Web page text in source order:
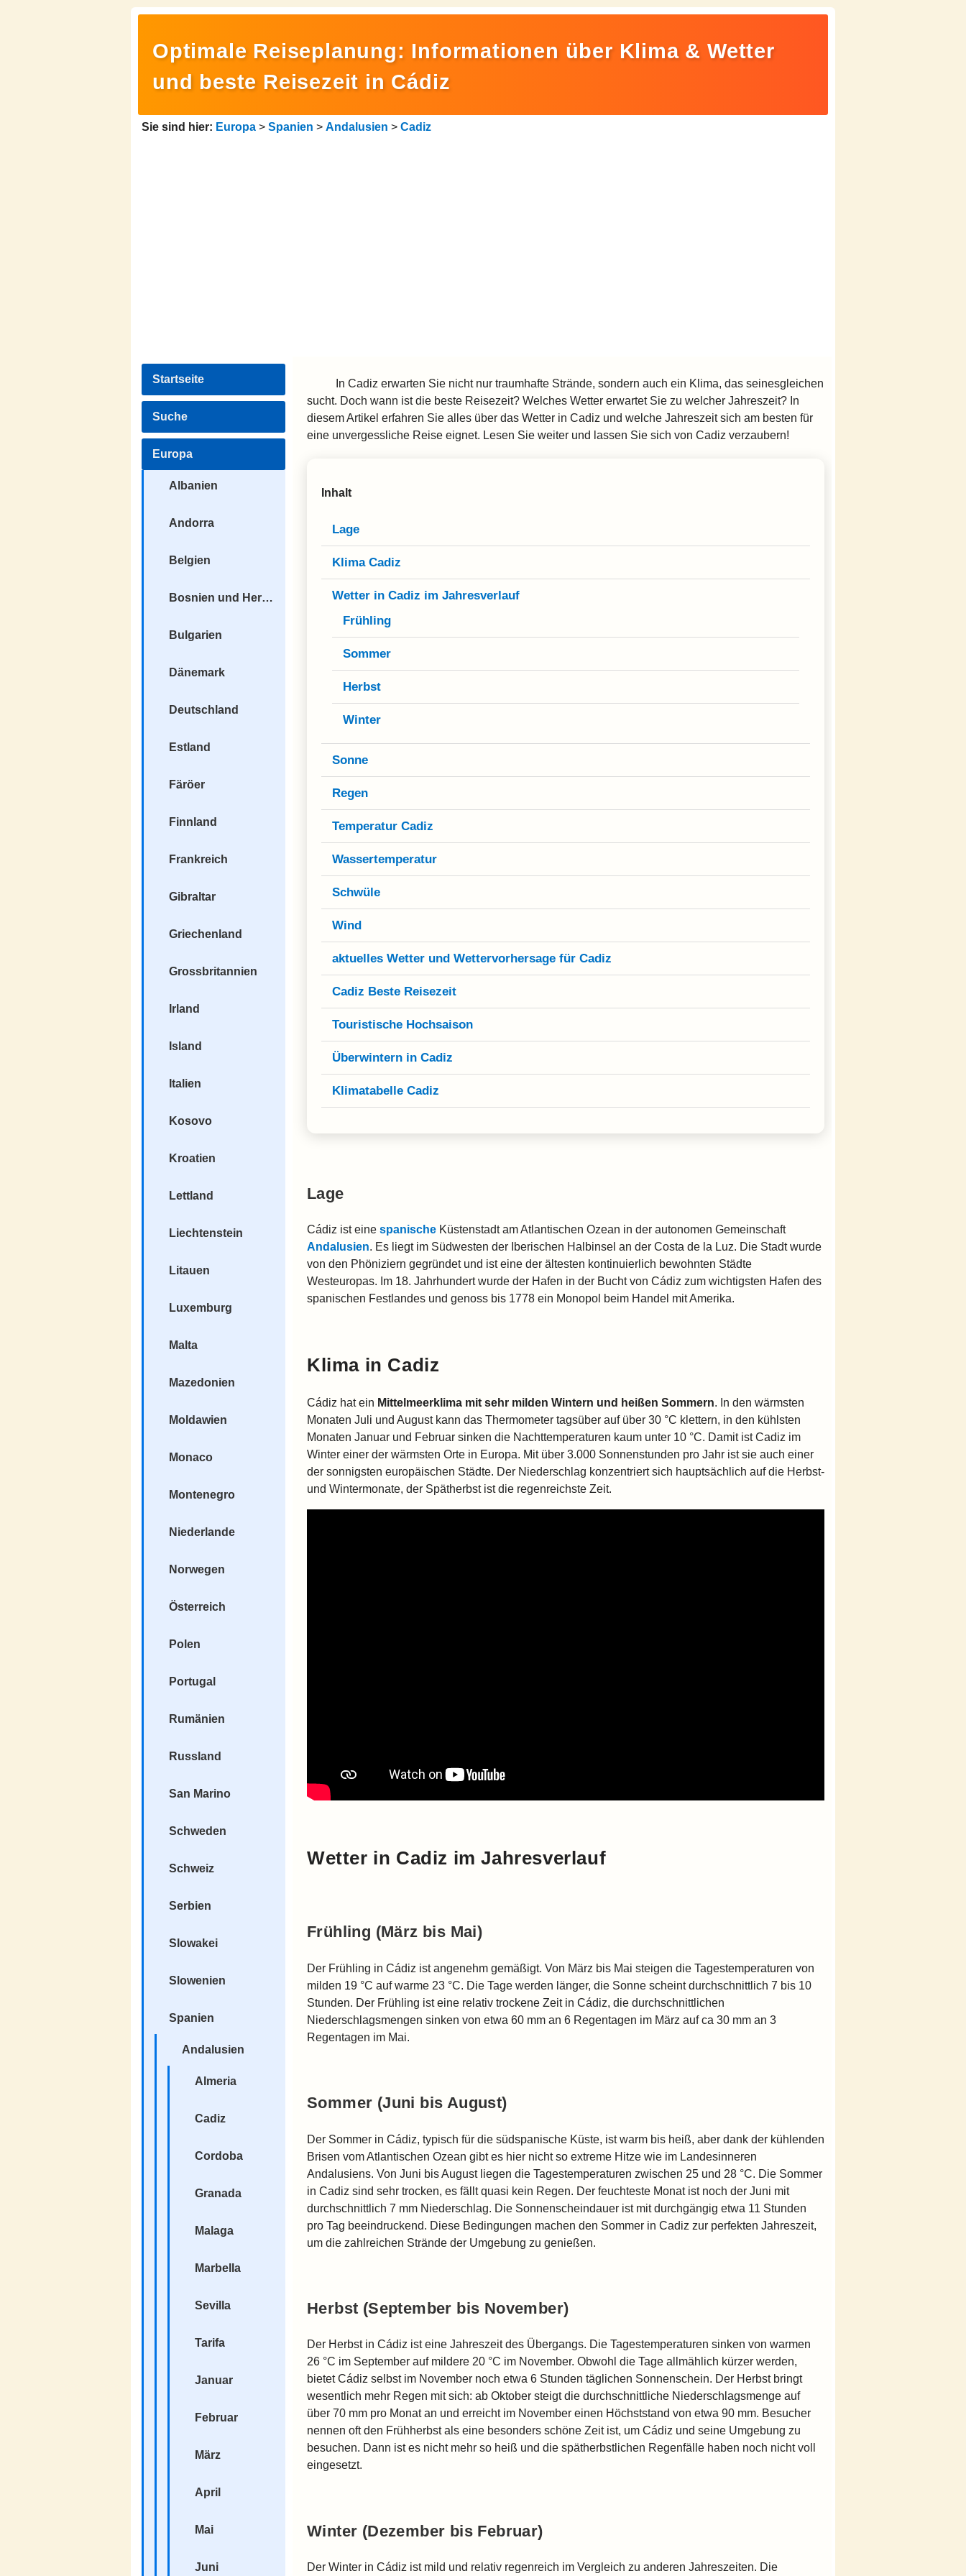
Optimale Reiseplanung: Informationen über Klima & Wetter
und beste Reisezeit in Cádiz
Sie sind hier: Europa > Spanien > Andalusien > Cadiz
Startseite
Suche
Europa
Albanien
Andorra
Belgien
Bosnien und Herzegowina
Bulgarien
Dänemark
Deutschland
Estland
Färöer
Finnland
Frankreich
Gibraltar
Griechenland
Grossbritannien
Irland
Island
Italien
Kosovo
Kroatien
Lettland
Liechtenstein
Litauen
Luxemburg
Malta
Mazedonien
Moldawien
Monaco
Montenegro
Niederlande
Norwegen
Österreich
Polen
Portugal
Rumänien
Russland
San Marino
Schweden
Schweiz
Serbien
Slowakei
Slowenien
Spanien
Andalusien
Almeria
Cadiz
Cordoba
Granada
Malaga
Marbella
Sevilla
Tarifa
Januar
Februar
März
April
Mai
Juni
In Cadiz erwarten Sie nicht nur traumhafte Strände, sondern auch ein Klima, das seinesgleichen
sucht. Doch wann ist die beste Reisezeit? Welches Wetter erwartet Sie zu welcher Jahreszeit? In
diesem Artikel erfahren Sie alles über das Wetter in Cadiz und welche Jahreszeit sich am besten für
eine unvergessliche Reise eignet. Lesen Sie weiter und lassen Sie sich von Cadiz verzaubern!
Inhalt
Lage
Klima Cadiz
Wetter in Cadiz im Jahresverlauf
Frühling
Sommer
Herbst
Winter
Sonne
Regen
Temperatur Cadiz
Wassertemperatur
Schwüle
Wind
aktuelles Wetter und Wettervorhersage für Cadiz
Cadiz Beste Reisezeit
Touristische Hochsaison
Überwintern in Cadiz
Klimatabelle Cadiz
Lage
Cádiz ist eine spanische Küstenstadt am Atlantischen Ozean in der autonomen Gemeinschaft
Andalusien. Es liegt im Südwesten der Iberischen Halbinsel an der Costa de la Luz. Die Stadt wurde
von den Phöniziern gegründet und ist eine der ältesten kontinuierlich bewohnten Städte
Westeuropas. Im 18. Jahrhundert wurde der Hafen in der Bucht von Cádiz zum wichtigsten Hafen des
spanischen Festlandes und genoss bis 1778 ein Monopol beim Handel mit Amerika.
Klima in Cadiz
Cádiz hat ein Mittelmeerklima mit sehr milden Wintern und heißen Sommern. In den wärmsten
Monaten Juli und August kann das Thermometer tagsüber auf über 30 °C klettern, in den kühlsten
Monaten Januar und Februar sinken die Nachttemperaturen kaum unter 10 °C. Damit ist Cadiz im
Winter einer der wärmsten Orte in Europa. Mit über 3.000 Sonnenstunden pro Jahr ist sie auch einer
der sonnigsten europäischen Städte. Der Niederschlag konzentriert sich hauptsächlich auf die Herbst-
und Wintermonate, der Spätherbst ist die regenreichste Zeit.
Wetter in Cadiz im Jahresverlauf
Frühling (März bis Mai)
Der Frühling in Cádiz ist angenehm gemäßigt. Von März bis Mai steigen die Tagestemperaturen von
milden 19 °C auf warme 23 °C. Die Tage werden länger, die Sonne scheint durchschnittlich 7 bis 10
Stunden. Der Frühling ist eine relativ trockene Zeit in Cádiz, die durchschnittlichen
Niederschlagsmengen sinken von etwa 60 mm an 6 Regentagen im März auf ca 30 mm an 3
Regentagen im Mai.
Sommer (Juni bis August)
Der Sommer in Cádiz, typisch für die südspanische Küste, ist warm bis heiß, aber dank der kühlenden
Brisen vom Atlantischen Ozean gibt es hier nicht so extreme Hitze wie im Landesinneren
Andalusiens. Von Juni bis August liegen die Tagestemperaturen zwischen 25 und 28 °C. Die Sommer
in Cadiz sind sehr trocken, es fällt quasi kein Regen. Der feuchteste Monat ist noch der Juni mit
durchschnittlich 7 mm Niederschlag. Die Sonnenscheindauer ist mit durchgängig etwa 11 Stunden
pro Tag beeindruckend. Diese Bedingungen machen den Sommer in Cadiz zur perfekten Jahreszeit,
um die zahlreichen Strände der Umgebung zu genießen.
Herbst (September bis November)
Der Herbst in Cádiz ist eine Jahreszeit des Übergangs. Die Tagestemperaturen sinken von warmen
26 °C im September auf mildere 20 °C im November. Obwohl die Tage allmählich kürzer werden,
bietet Cádiz selbst im November noch etwa 6 Stunden täglichen Sonnenschein. Der Herbst bringt
wesentlich mehr Regen mit sich: ab Oktober steigt die durchschnittliche Niederschlagsmenge auf
über 70 mm pro Monat an und erreicht im November einen Höchststand von etwa 90 mm. Besucher
nennen oft den Frühherbst als eine besonders schöne Zeit ist, um Cádiz und seine Umgebung zu
besuchen. Dann ist es nicht mehr so heiß und die spätherbstlichen Regenfälle haben noch nicht voll
eingesetzt.
Winter (Dezember bis Februar)
Der Winter in Cádiz ist mild und relativ regenreich im Vergleich zu anderen Jahreszeiten. Die